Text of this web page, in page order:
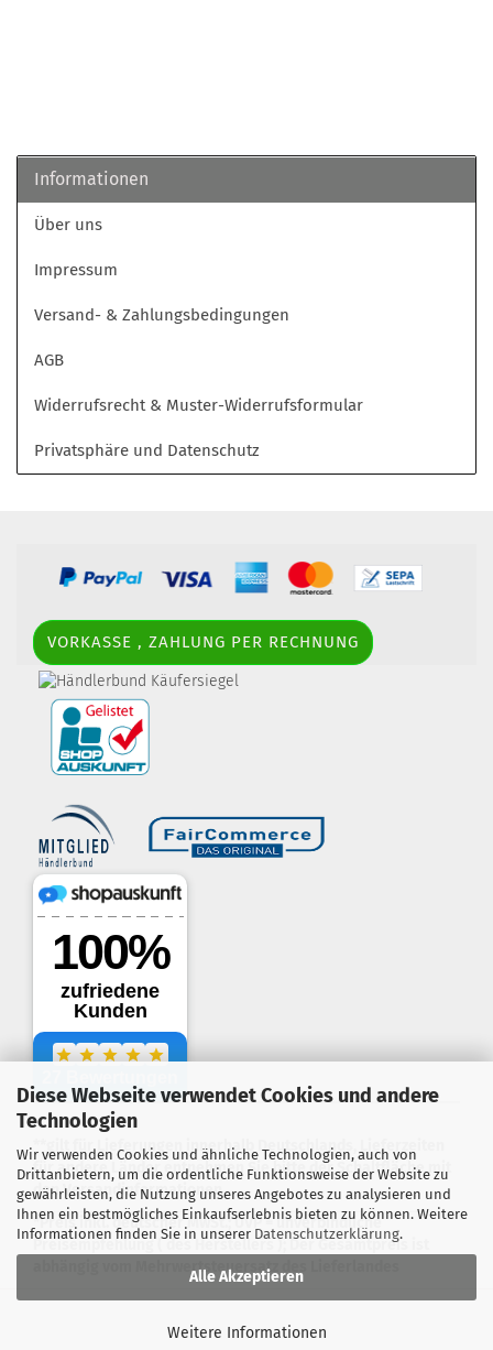
Diese Webseite verwendet Cookies und andere
Technologien
Wir verwenden Cookies und ähnliche Technologien, auch von
Drittanbietern, um die ordentliche Funktionsweise der Website zu
gewährleisten, die Nutzung unseres Angebotes zu analysieren und
Ihnen ein bestmögliches Einkaufserlebnis bieten zu können. Weitere
Informationen finden Sie in unserer Datenschutzerklärung.
Alle Akzeptieren
Weitere Informationen
Informationen
Über uns
Impressum
Versand- & Zahlungsbedingungen
AGB
Widerrufsrecht & Muster-Widerrufsformular
Privatsphäre und Datenschutz
VORKASSE , ZAHLUNG PER RECHNUNG
.
**gilt für Lieferungen innerhalb Deutschlands, Lieferzeiten
für andere Länder entnehmen Sie bitte der Schaltfläche mit
den Versandinformationen
*Preis inkl. deutscher MwSt.; UVP = unverbindliche
Preisempfehlung ( des Herstellers ); Der Gesamtpreis ist
abhängig vom Mehrwertsteuersatz des Lieferlandes